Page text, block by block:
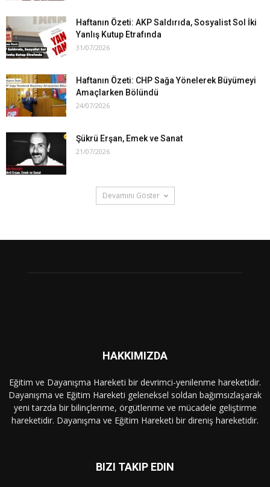
Haftanın Özeti: AKP Saldırıda, Sosyalist Sol İki
Yanlış Kutup Etrafında
31/07/2026
Haftanın Özeti: CHP Sağa Yönelerek Büyümeyi
Amaçlarken Bölündü
24/07/2026
Şükrü Erşan, Emek ve Sanat
21/07/2026
Devamını Göster
HAKKIMIZDA
Eğitim ve Dayanışma Hareketi bir devrimci-yenilenme hareketidir.
Dayanışma ve Eğitim Hareketi geleneksel soldan bağımsızlaşarak
yeni tarzda bir bilinçlenme, örgütlenme ve mücadele geliştirme
hareketidir. Dayanışma ve Eğitim Hareketi bir direniş hareketidir.
BIZI TAKIP EDIN